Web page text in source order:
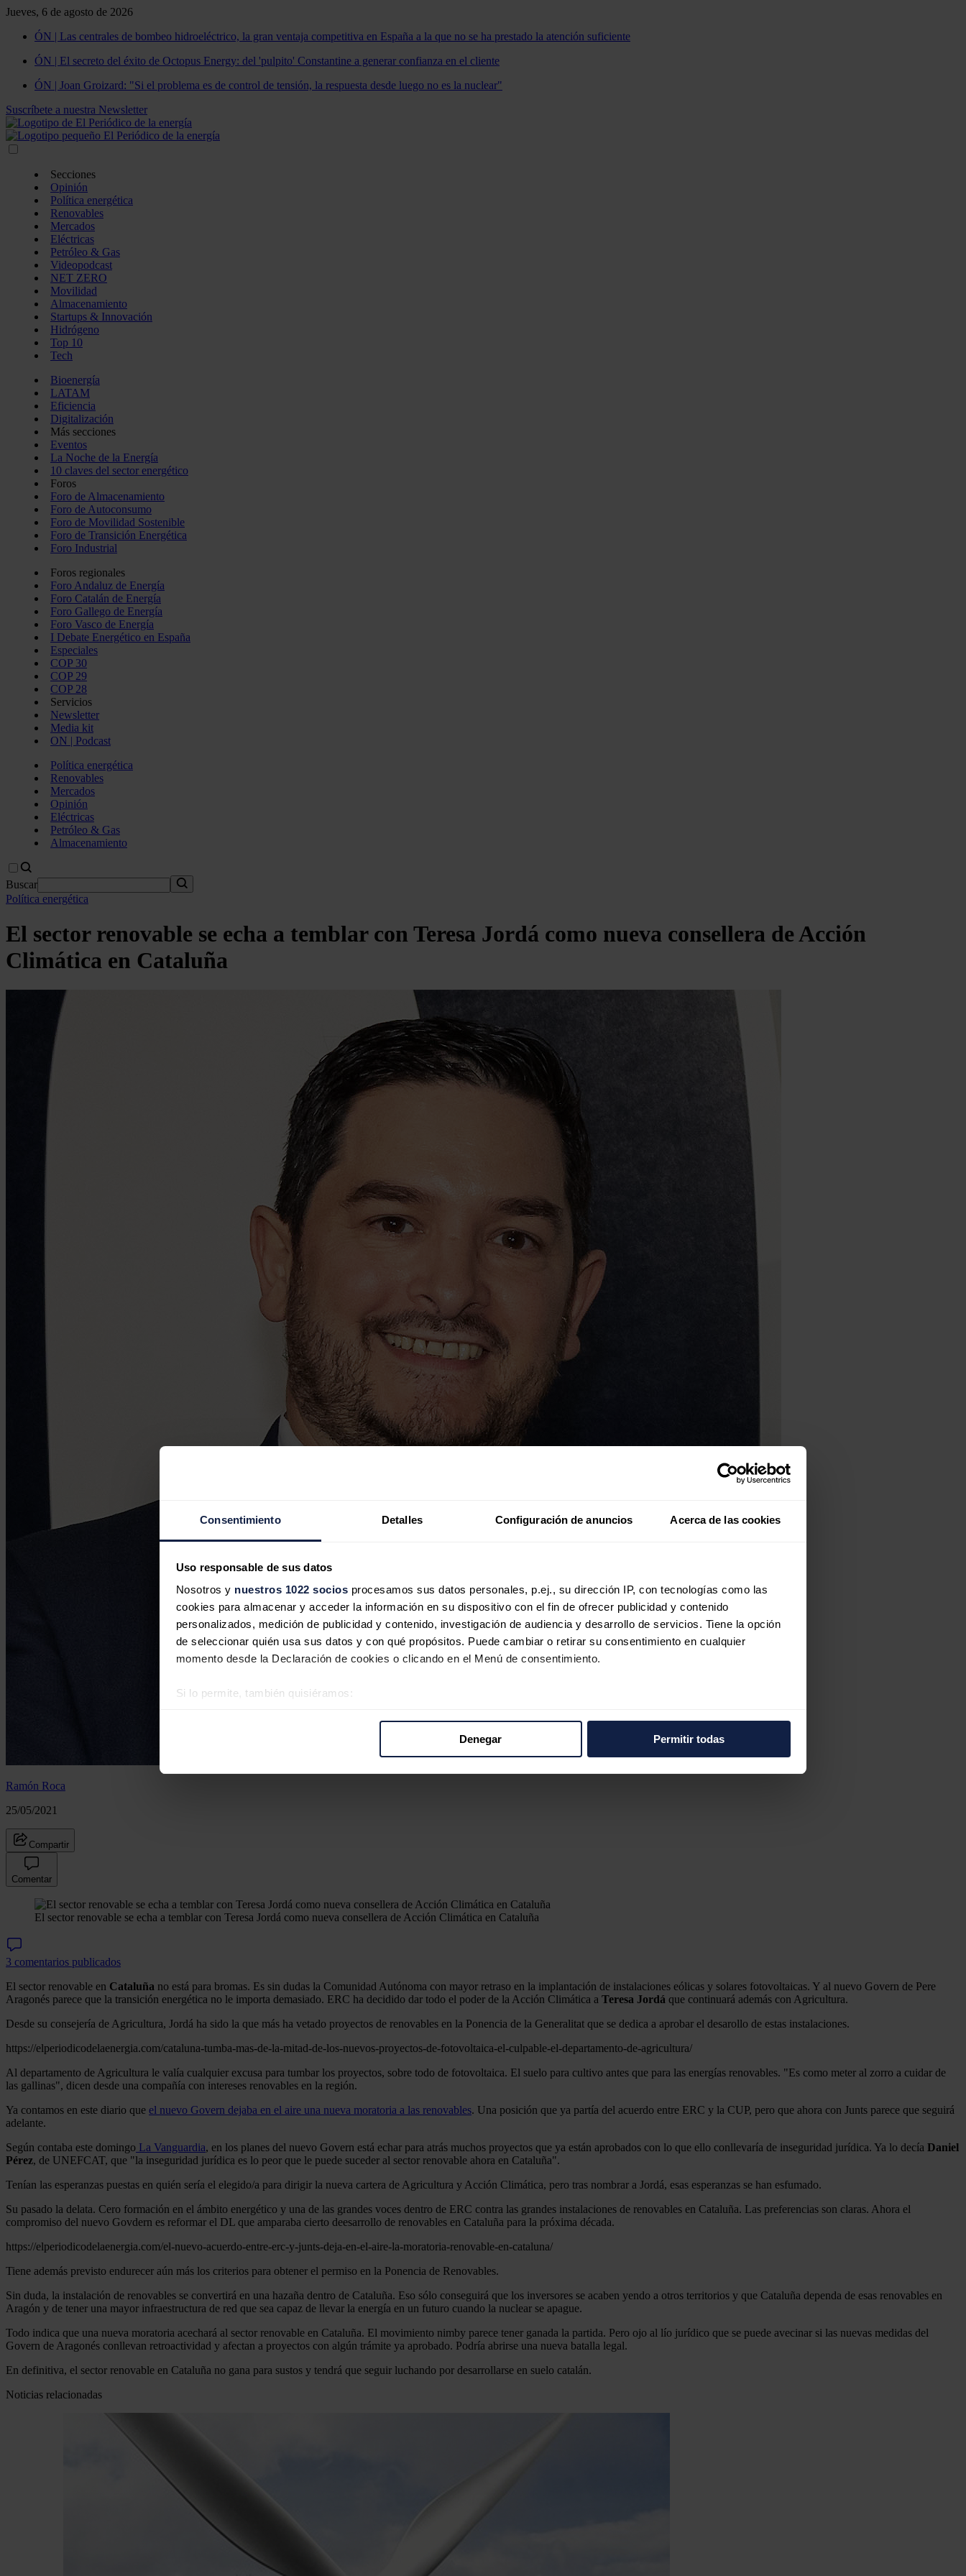
Consentimiento Detalles Configuración de anuncios Acerca de las cookies
Uso responsable de sus datos
Nosotros y nuestros 1022 socios procesamos sus datos personales, p.ej., su dirección IP, con tecnologías como las
cookies para almacenar y acceder la información en su dispositivo con el fin de ofrecer publicidad y contenido
personalizados, medición de publicidad y contenido, investigación de audiencia y desarrollo de servicios. Tiene la opción
de seleccionar quién usa sus datos y con qué propósitos. Puede cambiar o retirar su consentimiento en cualquier
momento desde la Declaración de cookies o clicando en el Menú de consentimiento.
Si lo permite, también quisiéramos:
Denegar Permitir todas
Jueves, 6 de agosto de 2026
ÓN | Las centrales de bombeo hidroeléctrico, la gran ventaja competitiva en España a la que no se ha prestado la atención suficiente
ÓN | El secreto del éxito de Octopus Energy: del 'pulpito' Constantine a generar confianza en el cliente
ÓN | Joan Groizard: "Si el problema es de control de tensión, la respuesta desde luego no es la nuclear"
Suscríbete a nuestra Newsletter
Secciones
Opinión
Política energética
Renovables
Mercados
Eléctricas
Petróleo & Gas
Videopodcast
NET ZERO
Movilidad
Almacenamiento
Startups & Innovación
Hidrógeno
Top 10
Tech
Bioenergía
LATAM
Eficiencia
Digitalización
Más secciones
Eventos
La Noche de la Energía
10 claves del sector energético
Foros
Foro de Almacenamiento
Foro de Autoconsumo
Foro de Movilidad Sostenible
Foro de Transición Energética
Foro Industrial
Foros regionales
Foro Andaluz de Energía
Foro Catalán de Energía
Foro Gallego de Energía
Foro Vasco de Energía
I Debate Energético en España
Especiales
COP 30
COP 29
COP 28
Servicios
Newsletter
Media kit
ON | Podcast
Política energética
Renovables
Mercados
Opinión
Eléctricas
Petróleo & Gas
Almacenamiento
Buscar
Política energética
El sector renovable se echa a temblar con Teresa Jordá como nueva consellera de Acción
Climática en Cataluña
Ramón Roca
25/05/2021
Compartir
Comentar
El sector renovable se echa a temblar con Teresa Jordá como nueva consellera de Acción Climática en Cataluña
3 comentarios publicados
El sector renovable en Cataluña no está para bromas. Es sin dudas la Comunidad Autónoma con mayor retraso en la implantación de instalaciones eólicas y solares fotovoltaicas. Y al nuevo Govern de Pere
Aragonés parece que la transición energética no le importa demasiado. ERC ha decidido dar todo el poder de la Acción Climática a Teresa Jordá que continuará además con Agricultura.
Desde su consejería de Agricultura, Jordá ha sido la que más ha vetado proyectos de renovables en la Ponencia de la Generalitat que se dedica a aprobar el desarollo de estas instalaciones.
https://elperiodicodelaenergia.com/cataluna-tumba-mas-de-la-mitad-de-los-nuevos-proyectos-de-fotovoltaica-el-culpable-el-departamento-de-agricultura/
Al departamento de Agricultura le valía cualquier excusa para tumbar los proyectos, sobre todo de fotovoltaica. El suelo para cultivo antes que para las energías renovables. "Es como meter al zorro a cuidar de
las gallinas", dicen desde una compañía con intereses renovables en la región.
Ya contamos en este diario que el nuevo Govern dejaba en el aire una nueva moratoria a las renovables. Una posición que ya partía del acuerdo entre ERC y la CUP, pero que ahora con Junts parece que seguirá
adelante.
Según contaba este domingo La Vanguardia, en los planes del nuevo Govern está echar para atrás muchos proyectos que ya están aprobados con lo que ello conllevaría de inseguridad jurídica. Ya lo decía Daniel
Pérez, de UNEFCAT, que "la inseguridad jurídica es lo peor que le puede suceder al sector renovable ahora en Cataluña".
Tenían las esperanzas puestas en quién sería el elegido/a para dirigir la nueva cartera de Agricultura y Acción Climática, pero tras nombrar a Jordá, esas esperanzas se han esfumado.
Su pasado la delata. Cero formación en el ámbito energético y una de las grandes voces dentro de ERC contra las grandes instalaciones de renovables en Cataluña. Las preferencias son claras. Ahora el
compromiso del nuevo Govdern es reformar el DL que amparaba cierto deesarrollo de renovables en Cataluña para la próxima década.
https://elperiodicodelaenergia.com/el-nuevo-acuerdo-entre-erc-y-junts-deja-en-el-aire-la-moratoria-renovable-en-cataluna/
Tiene además previsto endurecer aún más los criterios para obtener el permiso en la Ponencia de Renovables.
Sin duda, la instalación de renovables se convertirá en una hazaña dentro de Cataluña. Eso sólo conseguirá que los inversores se acaben yendo a otros territorios y que Cataluña dependa de esas renovables en
Aragón y de tener una mayor infraestructura de red que sea capaz de llevar la energía en un futuro cuando la nuclear se apague.
Todo indica que una nueva moratoria acechará al sector renovable en Cataluña. El movimiento nimby parece tener ganada la partida. Pero ojo al lío jurídico que se puede avecinar si las nuevas medidas del
Govern de Aragonés conllevan retroactividad y afectan a proyectos con algún trámite ya aprobado. Podría abrirse una nueva batalla legal.
En definitiva, el sector renovable en Cataluña no gana para sustos y tendrá que seguir luchando por desarrollarse en suelo catalán.
Noticias relacionadas